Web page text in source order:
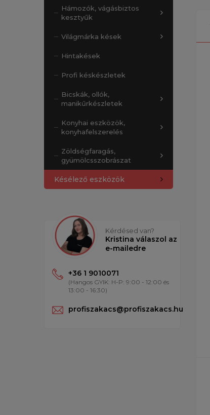
Hámozók, vágásbiztos
kesztyűk
Világmárka kések
Hintakések
Profi késkészletek
Bicskák, ollók,
manikűrkészletek
Konyhai eszközök,
konyhafelszerelés
Zöldségfaragás,
gyümölcsszobrászat
Késélező eszközök
Kérdésed van?
Kristina válaszol az
e-mailedre
+36 1 9010071
(Hangos GYIK: H-P: 9:00 - 12:00 és
13:00 - 16:30)
profiszakacs@profiszakacs.hu